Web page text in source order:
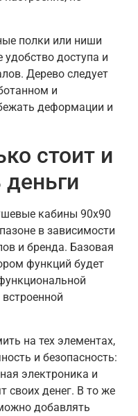
полки или ниши
доступа и
Дерево следует
и
деформации и
стоит и
деньги
кабины 90х90
в зависимости
и бренда. Базовая
функций будет
на тех элементах,
и безопасность:
электроника и
своих денег. В то же
добавлять